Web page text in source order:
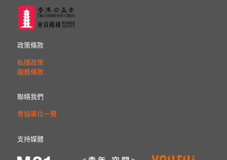
政策條款
私隱政策
服務條款
聯絡我們
青協單位一覽
支持媒體